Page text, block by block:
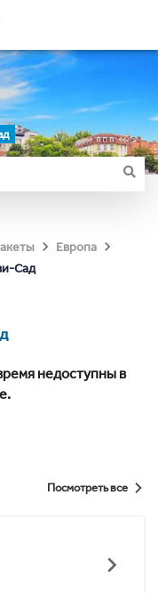
Европа
Сад
недоступны в
Посмотреть все